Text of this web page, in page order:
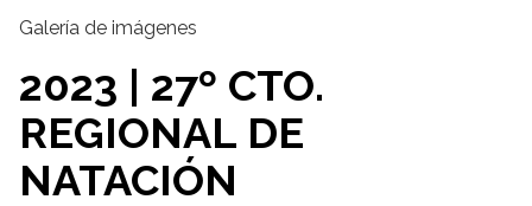
Galería de imágenes
2023 | 27º CTO.
REGIONAL DE
NATACIÓN